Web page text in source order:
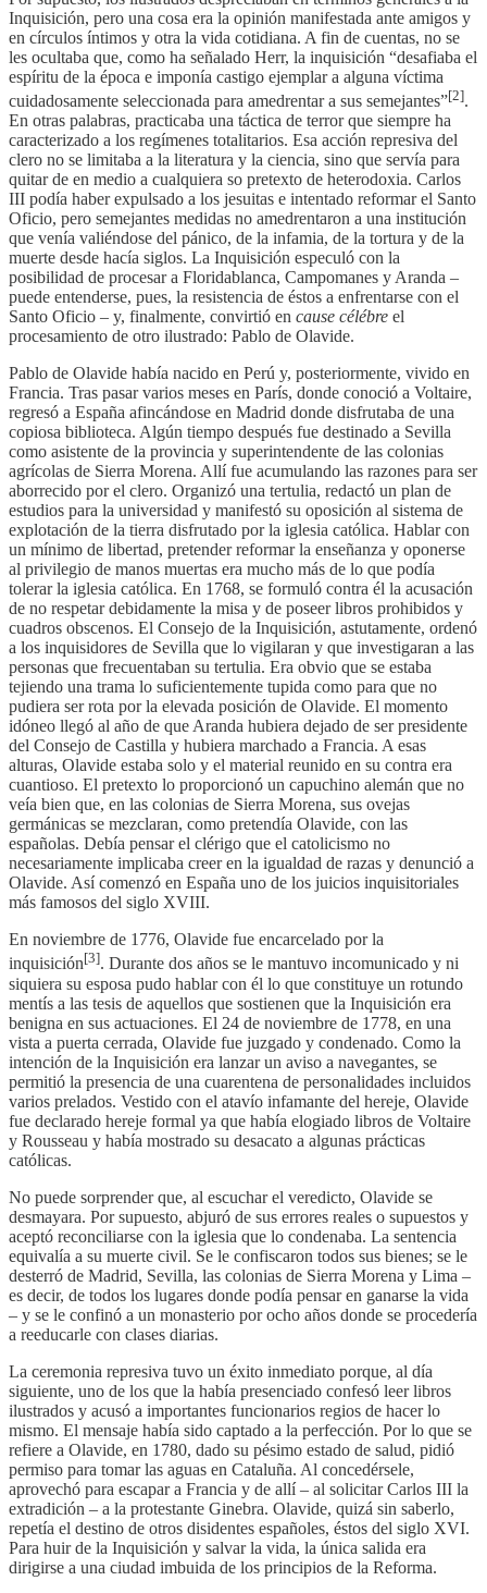
Inquisición, pero una cosa era la opinión manifestada ante amigos y
en círculos íntimos y otra la vida cotidiana. A fin de cuentas, no se
les ocultaba que, como ha señalado Herr, la inquisición “desafiaba el
espíritu de la época e imponía castigo ejemplar a alguna víctima
cuidadosamente seleccionada para amedrentar a sus semejantes”[2].
En otras palabras, practicaba una táctica de terror que siempre ha
caracterizado a los regímenes totalitarios. Esa acción represiva del
clero no se limitaba a la literatura y la ciencia, sino que servía para
quitar de en medio a cualquiera so pretexto de heterodoxia. Carlos
III podía haber expulsado a los jesuitas e intentado reformar el Santo
Oficio, pero semejantes medidas no amedrentaron a una institución
que venía valiéndose del pánico, de la infamia, de la tortura y de la
muerte desde hacía siglos. La Inquisición especuló con la
posibilidad de procesar a Floridablanca, Campomanes y Aranda –
puede entenderse, pues, la resistencia de éstos a enfrentarse con el
Santo Oficio – y, finalmente, convirtió en cause célébre el
procesamiento de otro ilustrado: Pablo de Olavide.
Pablo de Olavide había nacido en Perú y, posteriormente, vivido en
Francia. Tras pasar varios meses en París, donde conoció a Voltaire,
regresó a España afincándose en Madrid donde disfrutaba de una
copiosa biblioteca. Algún tiempo después fue destinado a Sevilla
como asistente de la provincia y superintendente de las colonias
agrícolas de Sierra Morena. Allí fue acumulando las razones para ser
aborrecido por el clero. Organizó una tertulia, redactó un plan de
estudios para la universidad y manifestó su oposición al sistema de
explotación de la tierra disfrutado por la iglesia católica. Hablar con
un mínimo de libertad, pretender reformar la enseñanza y oponerse
al privilegio de manos muertas era mucho más de lo que podía
tolerar la iglesia católica. En 1768, se formuló contra él la acusación
de no respetar debidamente la misa y de poseer libros prohibidos y
cuadros obscenos. El Consejo de la Inquisición, astutamente, ordenó
a los inquisidores de Sevilla que lo vigilaran y que investigaran a las
personas que frecuentaban su tertulia. Era obvio que se estaba
tejiendo una trama lo suficientemente tupida como para que no
pudiera ser rota por la elevada posición de Olavide. El momento
idóneo llegó al año de que Aranda hubiera dejado de ser presidente
del Consejo de Castilla y hubiera marchado a Francia. A esas
alturas, Olavide estaba solo y el material reunido en su contra era
cuantioso. El pretexto lo proporcionó un capuchino alemán que no
veía bien que, en las colonias de Sierra Morena, sus ovejas
germánicas se mezclaran, como pretendía Olavide, con las
españolas. Debía pensar el clérigo que el catolicismo no
necesariamente implicaba creer en la igualdad de razas y denunció a
Olavide. Así comenzó en España uno de los juicios inquisitoriales
más famosos del siglo XVIII.
En noviembre de 1776, Olavide fue encarcelado por la
inquisición[3]. Durante dos años se le mantuvo incomunicado y ni
siquiera su esposa pudo hablar con él lo que constituye un rotundo
mentís a las tesis de aquellos que sostienen que la Inquisición era
benigna en sus actuaciones. El 24 de noviembre de 1778, en una
vista a puerta cerrada, Olavide fue juzgado y condenado. Como la
intención de la Inquisición era lanzar un aviso a navegantes, se
permitió la presencia de una cuarentena de personalidades incluidos
varios prelados. Vestido con el atavío infamante del hereje, Olavide
fue declarado hereje formal ya que había elogiado libros de Voltaire
y Rousseau y había mostrado su desacato a algunas prácticas
católicas.
No puede sorprender que, al escuchar el veredicto, Olavide se
desmayara. Por supuesto, abjuró de sus errores reales o supuestos y
aceptó reconciliarse con la iglesia que lo condenaba. La sentencia
equivalía a su muerte civil. Se le confiscaron todos sus bienes; se le
desterró de Madrid, Sevilla, las colonias de Sierra Morena y Lima –
es decir, de todos los lugares donde podía pensar en ganarse la vida
– y se le confinó a un monasterio por ocho años donde se procedería
a reeducarle con clases diarias.
La ceremonia represiva tuvo un éxito inmediato porque, al día
siguiente, uno de los que la había presenciado confesó leer libros
ilustrados y acusó a importantes funcionarios regios de hacer lo
mismo. El mensaje había sido captado a la perfección. Por lo que se
refiere a Olavide, en 1780, dado su pésimo estado de salud, pidió
permiso para tomar las aguas en Cataluña. Al concedérsele,
aprovechó para escapar a Francia y de allí – al solicitar Carlos III la
extradición – a la protestante Ginebra. Olavide, quizá sin saberlo,
repetía el destino de otros disidentes españoles, éstos del siglo XVI.
Para huir de la Inquisición y salvar la vida, la única salida era
dirigirse a una ciudad imbuida de los principios de la Reforma.